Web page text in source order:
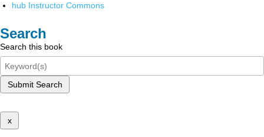
hub Instructor Commons
Search
Search this book
Submit Search
x